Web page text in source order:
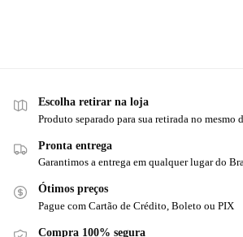
Escolha retirar na loja
Produto separado para sua retirada no mesmo
Pronta entrega
Garantimos a entrega em qualquer lugar do
Ótimos preços
Pague com Cartão de Crédito, Boleto ou PIX
Compra 100% segura